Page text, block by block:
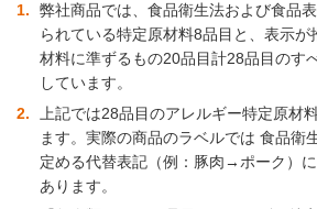
1
弊社商品では、食品衛生法および食品
られている特定原材料8品目と、表示
材料に準ずるもの20品目計28品目のす
しています。
2
上記では28品目のアレルギー特定原材
ます。実際の商品のラベルでは 食品衛
定める代替表記（例：豚肉→ポーク）
あります。